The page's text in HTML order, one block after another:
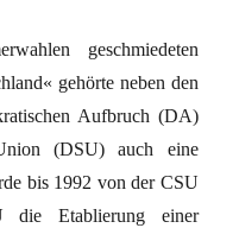
geschmiedeten
gehörte neben den
Aufbruch (DA)
(DSU) auch eine
bis 1992 von der CSU
die Etablierung einer